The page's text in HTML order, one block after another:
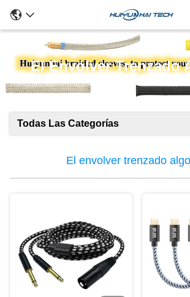
El Envolver Trenzado
Todas Las Categorías
El envolver trenzado